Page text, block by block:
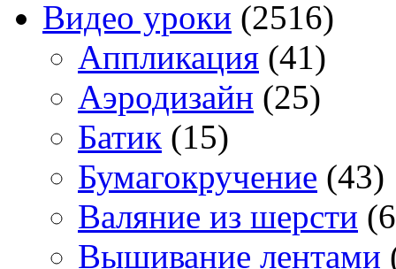
Видео уроки (2516)
Аппликация (41)
Аэродизайн (25)
Батик (15)
Бумагокручение (43)
Валяние из шерсти
Вышивание лентами